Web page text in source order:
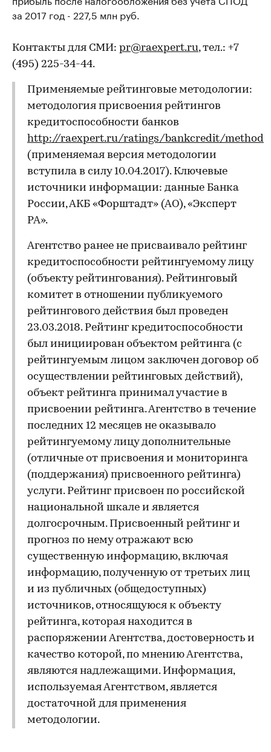
за 2017 год - 227,5 млн руб.
Контакты для СМИ: pr@raexpert.ru, тел.: +7
(495) 225-34-44.
Применяемые рейтинговые методологии:
методология присвоения рейтингов
кредитоспособности банков
http://raexpert.ru/ratings/bankcredit/method
(применяемая версия методологии
вступила в силу 10.04.2017). Ключевые
источники информации: данные Банка
России, АКБ «Форштадт» (АО), «Эксперт
РА».
Агентство ранее не присваивало рейтинг
кредитоспособности рейтингуемому лицу
(объекту рейтингования). Рейтинговый
комитет в отношении публикуемого
рейтингового действия был проведен
23.03.2018. Рейтинг кредитоспособности
был инициирован объектом рейтинга (с
рейтингуемым лицом заключен договор об
осуществлении рейтинговых действий),
объект рейтинга принимал участие в
присвоении рейтинга. Агентство в течение
последних 12 месяцев не оказывало
рейтингуемому лицу дополнительные
(отличные от присвоения и мониторинга
(поддержания) присвоенного рейтинга)
услуги. Рейтинг присвоен по российской
национальной шкале и является
долгосрочным. Присвоенный рейтинг и
прогноз по нему отражают всю
существенную информацию, включая
информацию, полученную от третьих лиц
и из публичных (общедоступных)
источников, относящуюся к объекту
рейтинга, которая находится в
распоряжении Агентства, достоверность и
качество которой, по мнению Агентства,
являются надлежащими. Информация,
используемая Агентством, является
достаточной для применения
методологии.